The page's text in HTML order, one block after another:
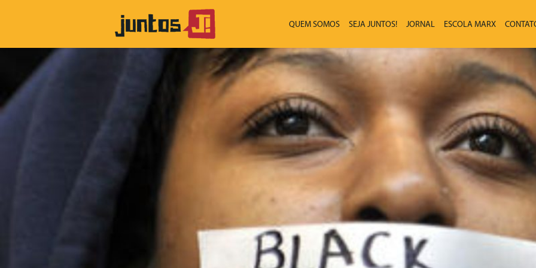
QUEM SOMOS SEJA JUNTOS! JORNAL ESCOLA MARX